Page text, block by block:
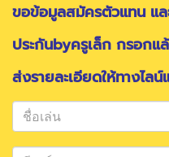
ขอข้อมูลสมัครตัวแทน แ
ประกันbyครูเล็ก กรอกแ
ส่งรายละเอียดให้ทางไลน์